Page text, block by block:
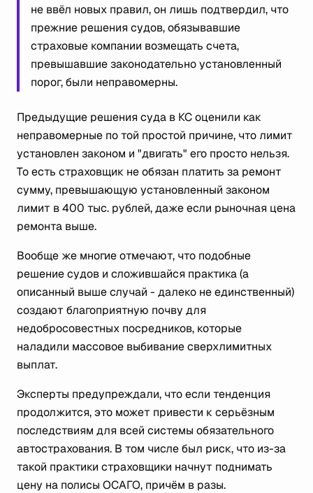
не ввёл новых правил, он лишь подтвердил, что
прежние решения судов, обязывавшие
страховые компании возмещать счета,
превышавшие законодательно установленный
порог, были неправомерны.
Предыдущие решения суда в КС оценили как
неправомерные по той простой причине, что лимит
установлен законом и "двигать" его просто нельзя.
То есть страховщик не обязан платить за ремонт
сумму, превышающую установленный законом
лимит в400 тыс. рублей, даже если рыночная цена
ремонта выше.
Вообще же многие отмечают, что подобные
решение судов и сложившайся практика (а
описанный выше случай - далеко не единственный)
создают благоприятную почву для
недобросовестных посредников, которые
наладили массовое выбивание сверхлимитных
выплат.
Эксперты предупреждали, что если тенденция
продолжится, это может привести к серьёзным
последствиям для всей системы обязательного
автострахования. В том числе был риск, что из-за
такой практики страховщики начнут поднимать
цену на полисы ОСАГО, причём в разы.